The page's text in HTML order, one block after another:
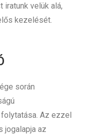
velük alá,
kezelését.
során
Az ezzel
jogalapja az